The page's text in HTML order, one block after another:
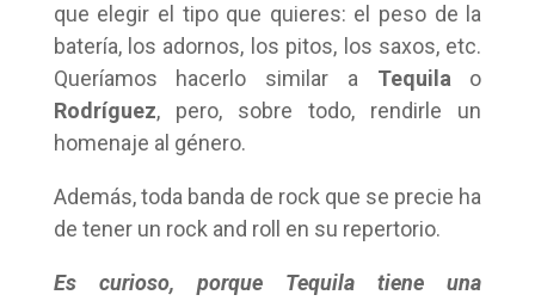
que elegir el tipo que quieres: el peso de la
batería, los adornos, los pitos, los saxos, etc.
Queríamos hacerlo similar a Tequila o
Rodríguez, pero, sobre todo, rendirle un
homenaje al género.
Además, toda banda de rock que se precie ha
de tener un rock and roll en su repertorio.
Es curioso, porque Tequila tiene una